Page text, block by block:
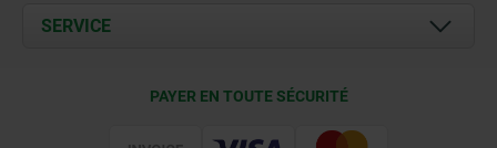
Contact
Documents
SERVICE
PAYER EN TOUTE SÉCURITÉ